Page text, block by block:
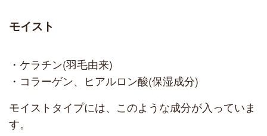
モイスト
・ケラチン(羽毛由来)
・コラーゲン、ヒアルロン酸(保湿成分)
モイストタイプには、このような成分が入っていま
す。